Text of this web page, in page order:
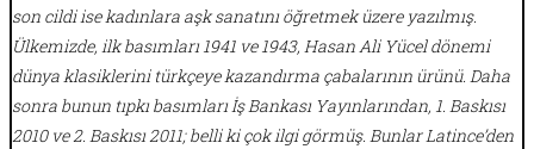
son cildi ise kadınlara aşk sanatını öğretmek üzere yazılmış.
Ülkemizde, ilk basımları 1941 ve 1943, Hasan Ali Yücel dönemi
dünya klasiklerini türkçeye kazandırma çabalarının ürünü. Daha
sonra bunun tıpkı basımları İş Bankası Yayınlarından, 1. Baskısı
2010 ve 2. Baskısı 2011; belli ki çok ilgi görmüş. Bunlar Latince’den